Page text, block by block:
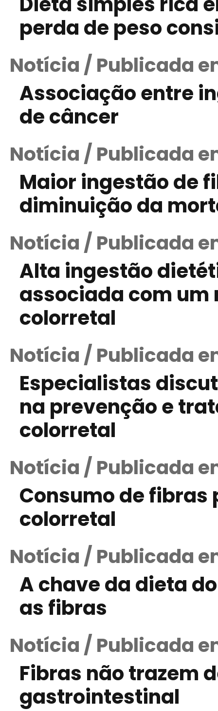
perda de peso
Notícia / Publicada
Associação entre
de câncer
Notícia / Publicada
Maior ingestão de
diminuição da
Notícia / Publicada
Alta ingestão
associada com um
colorretal
Notícia / Publicada
Especialistas
na prevenção e
colorretal
Notícia / Publicada
Consumo de fibras
colorretal
Notícia / Publicada
A chave da dieta
as fibras
Notícia / Publicada
Fibras não trazem
gastrointestinal